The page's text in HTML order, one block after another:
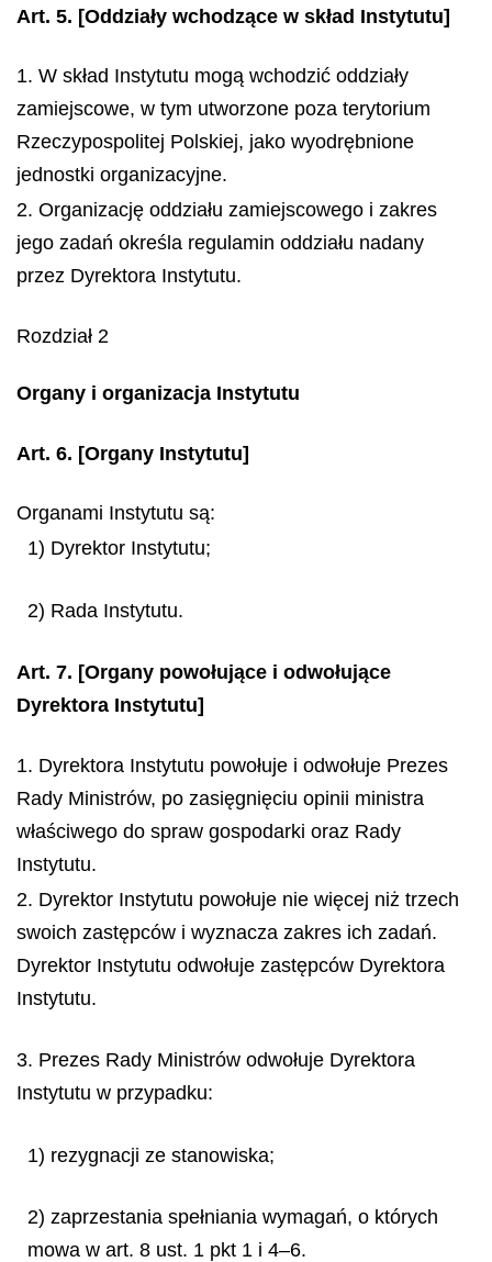
Art. 5. [Oddziały wchodzące w skład Instytutu]
1. W skład Instytutu mogą wchodzić oddziały
zamiejscowe, w tym utworzone poza terytorium
Rzeczypospolitej Polskiej, jako wyodrębnione
jednostki organizacyjne.
2. Organizację oddziału zamiejscowego i zakres
jego zadań określa regulamin oddziału nadany
przez Dyrektora Instytutu.
Rozdział 2
Organy i organizacja Instytutu
Art. 6. [Organy Instytutu]
Organami Instytutu są:
1) Dyrektor Instytutu;
2) Rada Instytutu.
Art. 7. [Organy powołujące i odwołujące
Dyrektora Instytutu]
1. Dyrektora Instytutu powołuje i odwołuje Prezes
Rady Ministrów, po zasięgnięciu opinii ministra
właściwego do spraw gospodarki oraz Rady
Instytutu.
2. Dyrektor Instytutu powołuje nie więcej niż trzech
swoich zastępców i wyznacza zakres ich zadań.
Dyrektor Instytutu odwołuje zastępców Dyrektora
Instytutu.
3. Prezes Rady Ministrów odwołuje Dyrektora
Instytutu w przypadku:
1) rezygnacji ze stanowiska;
2) zaprzestania spełniania wymagań, o których
mowa w art. 8 ust. 1 pkt 1 i 4–6.